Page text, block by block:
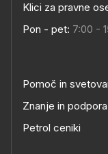
Klici za pravne
Pon - pet: 7:00 -
Pomoč in
Znanje in podpora
Petrol ceniki